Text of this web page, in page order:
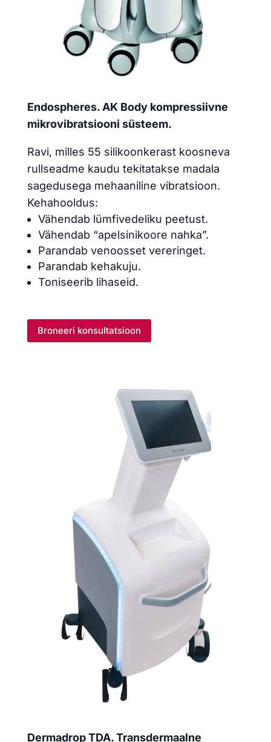
Endospheres. AK Body kompressiivne
mikrovibratsiooni süsteem.
Ravi, milles 55 silikoonkerast koosneva
rullseadme kaudu tekitatakse madala
sagedusega mehaaniline vibratsioon.
Kehahooldus:
Vähendab lümfivedeliku peetust.
Vähendab “apelsinikoore nahka”.
Parandab venoosset vereringet.
Parandab kehakuju.
Toniseerib lihaseid.
Broneeri konsultatsioon
Dermadrop TDA. Transdermaalne